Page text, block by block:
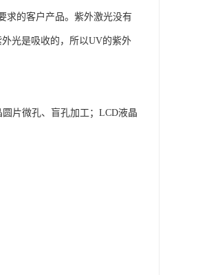
求的客户产品。紫外激光没有
光是吸收的，所以UV的紫外
片微孔、盲孔加工；LCD液晶